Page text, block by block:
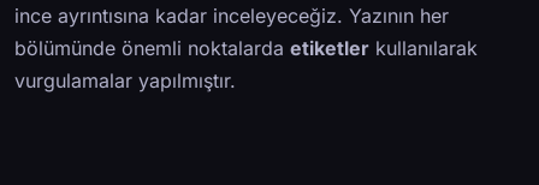
ince ayrıntısına kadar inceleyeceğiz. Yazının her
bölümünde önemli noktalarda etiketler kullanılarak
vurgulamalar yapılmıştır.